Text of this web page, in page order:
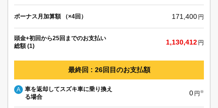
ボーナス月加算額 （×4回） 171,400 円
頭金+初回から25回までのお支払い
総額 (1)
1,130,412 円
最終回 : 26回目のお支払額
A
車を返却してスズキ車に乗り換え
る場合
0 円 ※